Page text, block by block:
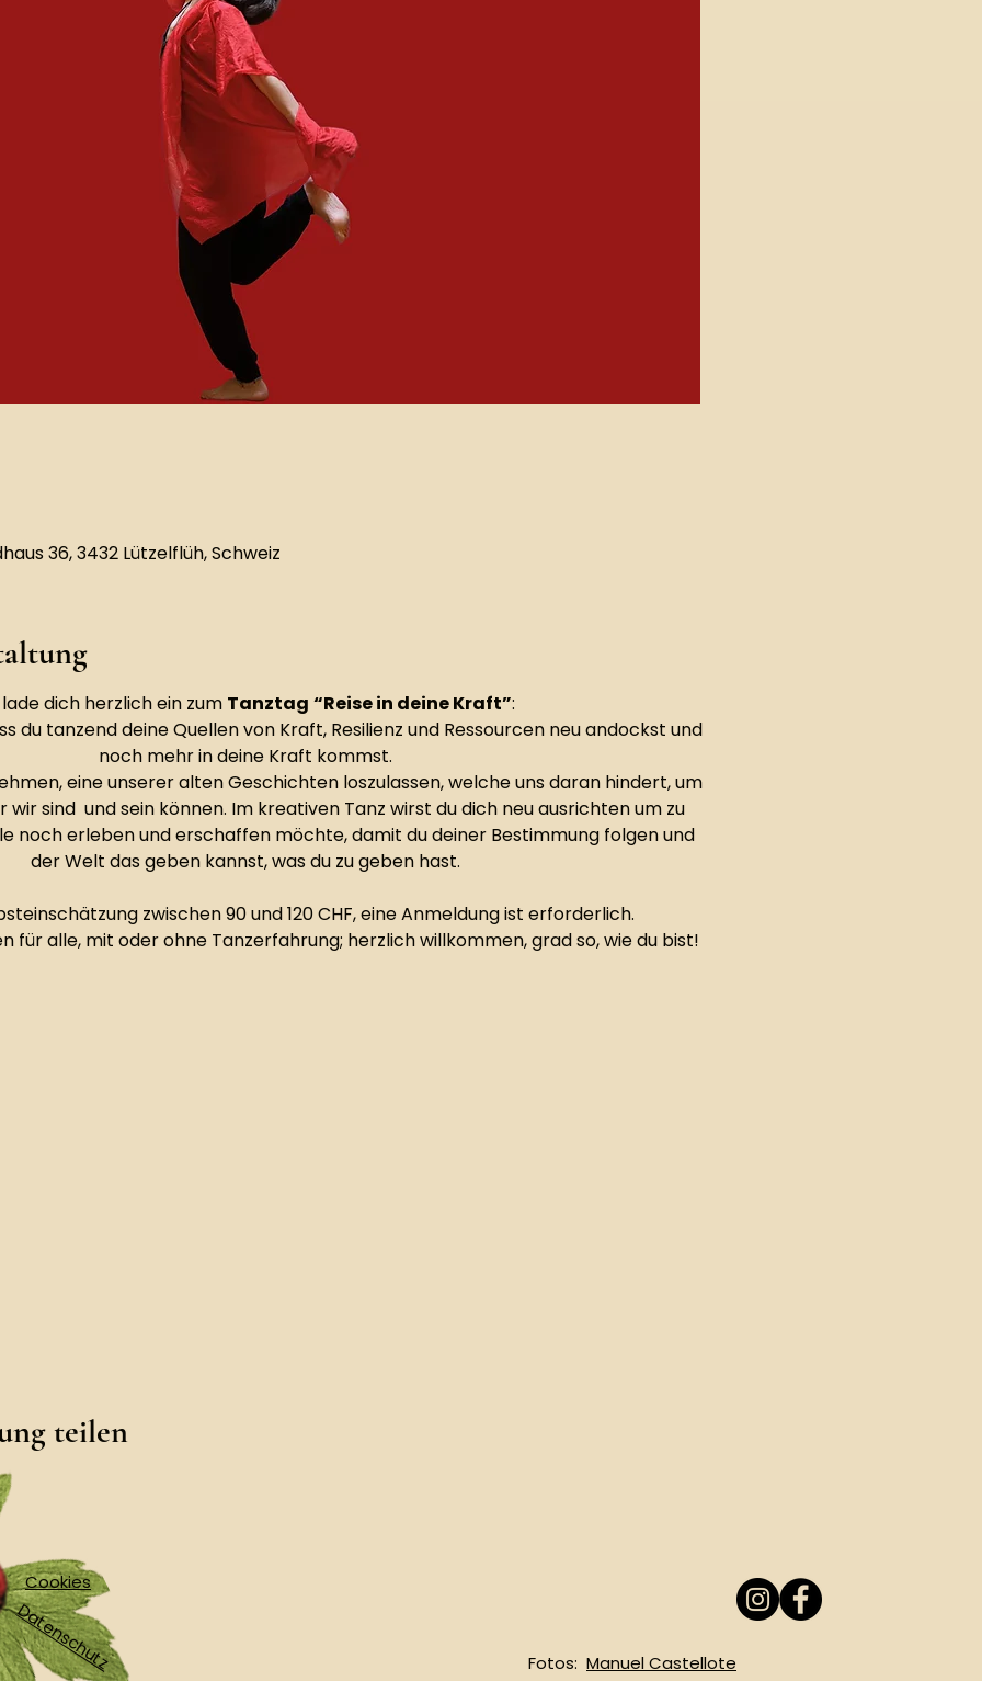
36, 3432 Lützelflüh, Schweiz
dich herzlich ein zum Tanztag “Reise in deine Kraft”:
du tanzend deine Quellen von Kraft, Resilienz und Ressourcen neu andockst und
noch mehr in deine Kraft kommst.
eine unserer alten Geschichten loszulassen, welche uns daran hindert, um
wir sind  und sein können. Im kreativen Tanz wirst du dich neu ausrichten um zu
noch erleben und erschaffen möchte, damit du deiner Bestimmung folgen und
der Welt das geben kannst, was du zu geben hast.
zwischen 90 und 120 CHF, eine Anmeldung ist erforderlich.
für alle, mit oder ohne Tanzerfahrung; herzlich willkommen, grad so, wie du bist!
teilen
Cookies
Datenschutz Fotos: Manuel Castellote